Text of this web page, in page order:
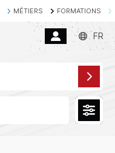
MÉTIERS FORMATIONS
FR